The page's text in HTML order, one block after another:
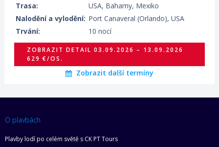
Trasa:
USA, Bahamy, Mexiko
Nalodění a vylodění: Port Canaveral (Orlando), USA
Trvání:
10 nocí
ZOBRAZIT DETAIL 03.09.2026 – 13.09.2026
629 €/OS.
Zobrazit další termíny
O plavbách
Plavby lodí po celém světě s CK PT Tours